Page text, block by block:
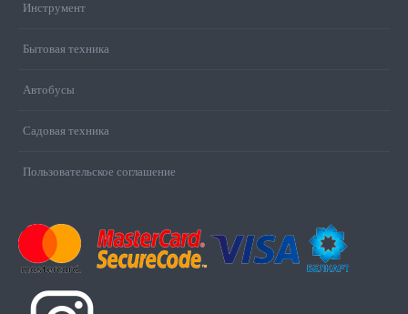
Инструмент
Бытовая техника
Автобусы
Садовая техника
Пользовательское соглашение